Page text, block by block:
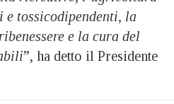
tossicodipendenti, la
e la cura del
”, ha detto il Presidente